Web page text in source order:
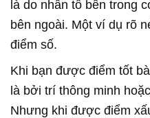
là do nhân tố bên trong
bên ngoài. Một ví dụ rõ
điểm số.
Khi bạn được điểm tốt
là bởi trí thông minh
Nhưng khi được điểm